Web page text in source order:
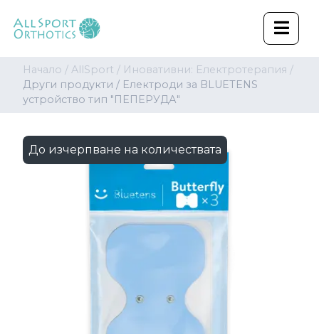
Начало / AllSport / Иновативни: Електротерапия /
Други продукти / Електроди за BLUETENS
устройство тип "ПЕПЕРУДА"
До изчерпване на количествата